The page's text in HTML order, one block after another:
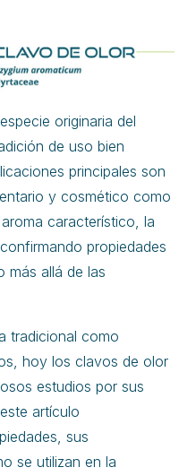
originaria del
de uso bien
principales son
y cosmético como
característico, la
propiedades
más allá de las
tradicional como
hoy los clavos de olor
estudios por sus
artículo
sus
se utilizan en la